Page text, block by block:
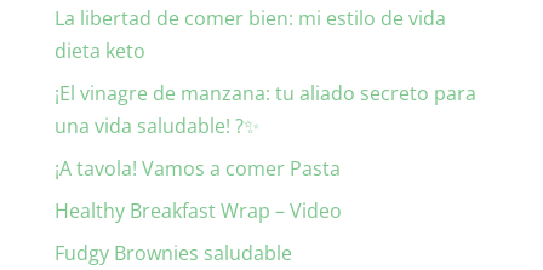
La libertad de comer bien: mi estilo de vida
dieta keto
¡El vinagre de manzana: tu aliado secreto para
una vida saludable! ?✨
¡A tavola! Vamos a comer Pasta
Healthy Breakfast Wrap – Video
Fudgy Brownies saludable